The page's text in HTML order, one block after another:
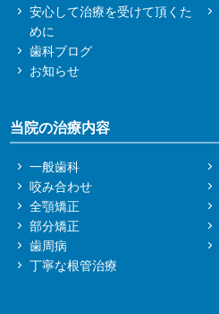
安心して治療を受けて頂くた
めに
歯科ブログ
お知らせ
当院の治療内容
一般歯科
咬み合わせ
全顎矯正
部分矯正
歯周病
丁寧な根管治療